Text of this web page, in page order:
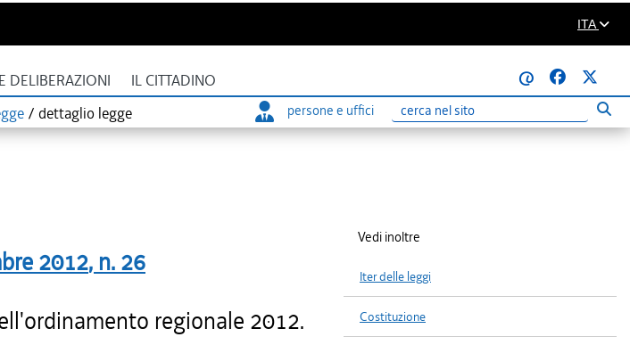
ITA
DELIBERAZIONI IL CITTADINO
@
/ dettaglio legge persone e uffici
Ricerca
2012, n. 26
regionale 2012.
Vedi inoltre
Iter delle leggi
Costituzione